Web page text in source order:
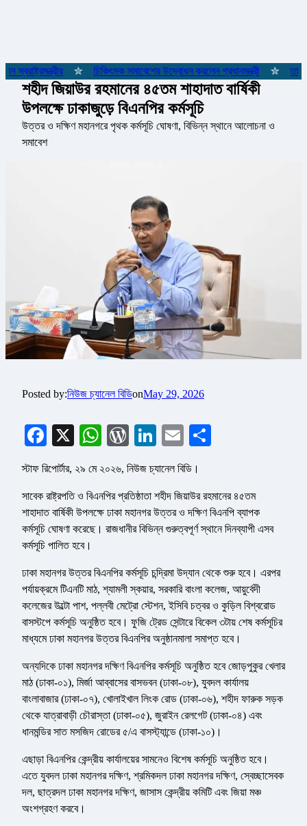
চিকিৎসক সমাবেশের উদ্বোধন করলেন প্রধানমন্ত্রী
শহীদ জিয়াউর রহমানের ৪৫তম শাহাদাত বার্ষিকী
উপলক্ষে ঢাকাজুড়ে বিএনপির কর্মসূচি
উত্তর ও দক্ষিণ মহানগরে পৃথক কর্মসূচি ঘোষণা, বিভিন্ন স্থানে আলোচনা ও
সমাবেশ
Posted by:নিউজ চ্যানেল বিডিonMay 29, 2026
Facebook
X WhatsApp
WordPress
LinkedIn
Email
স্টাফ রিপোর্টার, ২৯ মে ২০২৬, নিউজ চ্যানেল বিডি।
সাবেক রাষ্ট্রপতি ও বিএনপির প্রতিষ্ঠাতা শহীদ জিয়াউর রহমানের ৪৫তম
শাহাদাত বার্ষিকী উপলক্ষে ঢাকা মহানগর উত্তর ও দক্ষিণ বিএনপি ব্যাপক
কর্মসূচি ঘোষণা করেছে। রাজধানীর বিভিন্ন গুরুত্বপূর্ণ স্থানে দিনব্যাপী এসব
কর্মসূচি পালিত হবে।
ঢাকা মহানগর উত্তর বিএনপির কর্মসূচি চন্দ্রিমা উদ্যান থেকে শুরু হবে। এরপর
পর্যায়ক্রমে টিএনটি মাঠ, শ্যামলী স্কয়ার, সরকারি বাংলা কলেজ, আয়ুর্বেদী
কলেজের উল্টো পাশ, পল্লবী মেট্রো স্টেশন, ইসিবি চত্বর ও কুড়িল বিশ্বরোড
বাসস্টপে কর্মসূচি অনুষ্ঠিত হবে। ফুজি ট্রেড সেন্টারে বিকেল ৩টায় শেষ কর্মসূচির
মাধ্যমে ঢাকা মহানগর উত্তর বিএনপির অনুষ্ঠানমালা সমাপ্ত হবে।
অন্যদিকে ঢাকা মহানগর দক্ষিণ বিএনপির কর্মসূচি অনুষ্ঠিত হবে জোড়পুকুর খেলার
মাঠ (ঢাকা-০১), মির্জা আব্বাসের বাসভবন (ঢাকা-০৮), যুবদল কার্যালয়
বাংলাবাজার (ঢাকা-০৭), খোলাইখাল লিংক রোড (ঢাকা-০৬), শহীদ ফারুক সড়ক
থেকে যাত্রাবাড়ী চৌরাস্তা (ঢাকা-০৫), জুরাইন রেলগেট (ঢাকা-০৪) এবং
ধানমন্ডির সাত মসজিদ রোডের ৫/এ বাসস্ট্যান্ডে (ঢাকা-১০)।
এছাড়া বিএনপির কেন্দ্রীয় কার্যালয়ের সামনেও বিশেষ কর্মসূচি অনুষ্ঠিত হবে।
এতে যুবদল ঢাকা মহানগর দক্ষিণ, শ্রমিকদল ঢাকা মহানগর দক্ষিণ, স্বেচ্ছাসেবক
দল, ছাত্রদল ঢাকা মহানগর দক্ষিণ, জাসাস কেন্দ্রীয় কমিটি এবং জিয়া মঞ্চ
অংশগ্রহণ করবে।